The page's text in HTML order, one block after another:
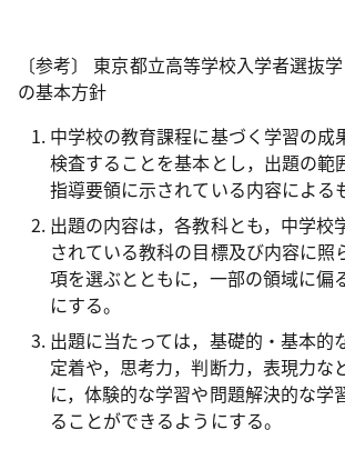
〔参考〕 東京都立高等学校入学者選抜
の基本方針
中学校の教育課程に基づく学習の成
検査することを基本とし，出題の範
指導要領に示されている内容による
出題の内容は，各教科とも，中学校
されている教科の目標及び内容に照
項を選ぶとともに，一部の領域に偏
にする。
出題に当たっては，基礎的・基本的
定着や，思考力，判断力，表現力な
に，体験的な学習や問題解決的な学
ることができるようにする。